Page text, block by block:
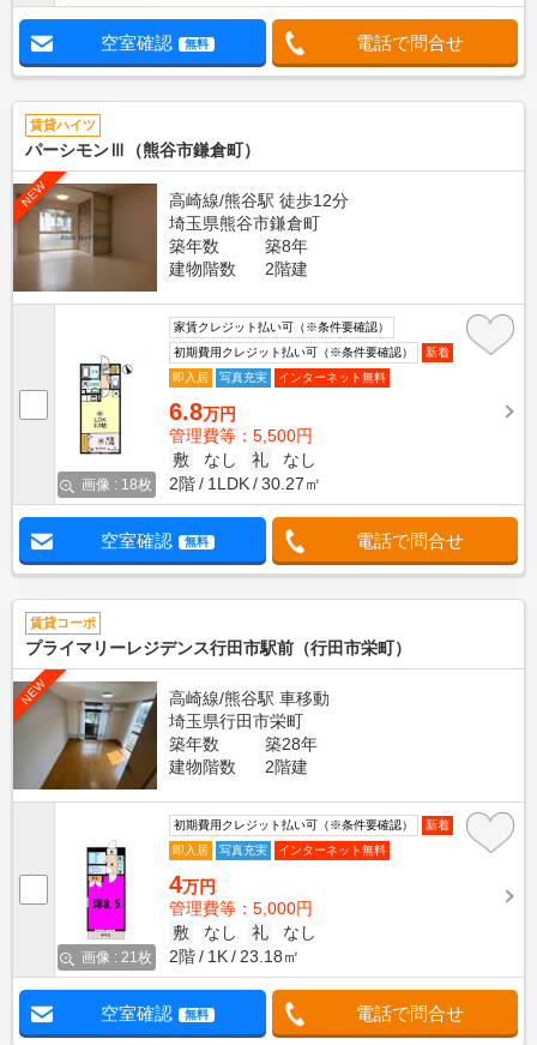
空室確認 無料 電話で問合せ
賃貸ハイツ
パーシモンⅢ（熊谷市鎌倉町）
NEW
高崎線/熊谷駅 徒歩12分
埼玉県熊谷市鎌倉町
築年数
築8年
建物階数
2階建
画像 : 18枚
家賃クレジット払い可（※条件要確認）
初期費用クレジット払い可（※条件要確認）
新着
即入居
写真充実 インターネット無料
6.8万円
管理費等：5,500円
敷
なし 礼
なし
2階
1LDK 30.27㎡
空室確認 無料 電話で問合せ
賃貸コーポ
プライマリーレジデンス行田市駅前（行田市栄町）
NEW
高崎線/熊谷駅 車移動
埼玉県行田市栄町
築年数
築28年
建物階数
2階建
画像 : 21枚
初期費用クレジット払い可（※条件要確認）
新着
即入居
写真充実 インターネット無料
4万円
管理費等：5,000円
敷
なし 礼
なし
2階
1K 23.18㎡
空室確認 無料 電話で問合せ